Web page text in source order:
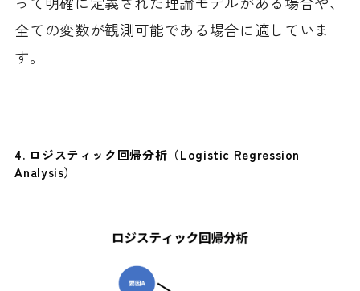
全ての変数が観測可能である場合に適していま
す。
4. ロジスティック回帰分析（Logistic Regression
Analysis）